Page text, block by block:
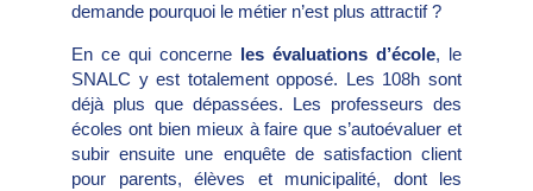
demande pourquoi le métier n’est plus attractif ?
En ce qui concerne les évaluations d’école, le
SNALC y est totalement opposé. Les 108h sont
déjà plus que dépassées. Les professeurs des
écoles ont bien mieux à faire que s’autoévaluer et
subir ensuite une enquête de satisfaction client
pour parents, élèves et municipalité, dont les